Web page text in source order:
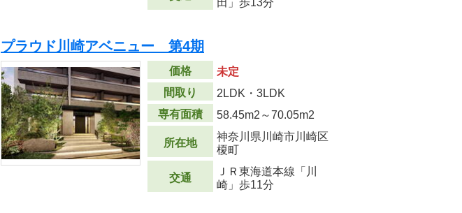
田」歩13分
プラウド川崎アベニュー 第4期
価格
未定
間取り
2LDK・3LDK
専有面積
58.45m2 ～70.05m2
所在地
神奈川県川崎市川崎区
榎町
交通
ＪＲ東海道本線「川
崎」歩11分